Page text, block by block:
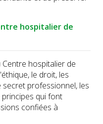
hospitalier de
Centre hospitalier de
le droit, les
professionnel, les
qui font
confiées à